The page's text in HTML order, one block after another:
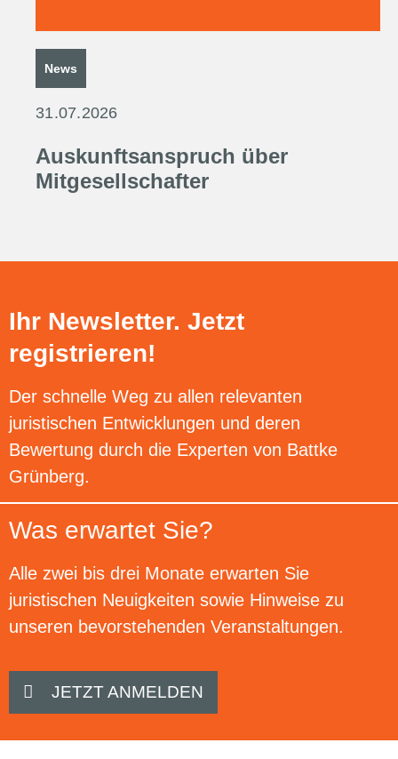
News
31.07.2026
Auskunftsanspruch über
Mitgesellschafter
Ihr Newsletter. Jetzt
registrieren!
Der schnelle Weg zu allen relevanten
juristischen Entwicklungen und deren
Bewertung durch die Experten von Battke
Grünberg.
Was erwartet Sie?
Alle zwei bis drei Monate erwarten Sie
juristischen Neuigkeiten sowie Hinweise zu
unseren bevorstehenden Veranstaltungen.
JETZT ANMELDEN